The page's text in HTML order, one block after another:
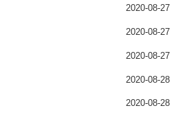
2020-08-27
2020-08-27
2020-08-27
2020-08-28
2020-08-28